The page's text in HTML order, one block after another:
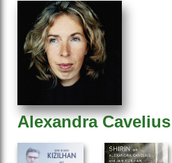
Alexandra Cavelius